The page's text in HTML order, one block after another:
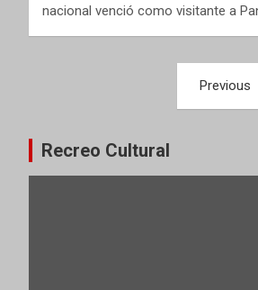
nacional venció como visitante a
entradas
Previous
Recreo Cultural